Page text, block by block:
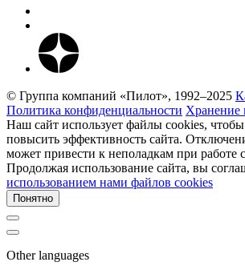
© Группа компаний «Пилот», 1992–2025
Политика конфиденциальности Хранение
Наш сайт использует файлы cookies,
повысить эффективность сайта.
может привести к неполадкам при работе
Продолжая использование сайта, вы
использованием нами файлов cookies
Понятно
Other languages